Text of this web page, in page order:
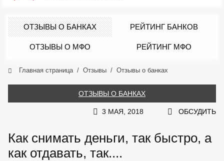
ОТЗЫВЫ О БАНКАХ РЕЙТИНГ БАНКОВ
ОТЗЫВЫ О МФО РЕЙТИНГ МФО
Главная страница Отзывы Отзывы о банках
ОТЗЫВЫ О БАНКАХ
3 МАЯ, 2018 ОБСУДИТЬ
Как снимать деньги, так быстро, а
как отдавать, так....